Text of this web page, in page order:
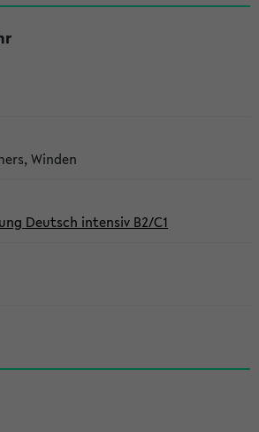
Winden
Deutsch intensiv B2/C1